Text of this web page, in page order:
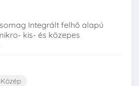
Integrált felhő alapú
kis- és közepes
Közép